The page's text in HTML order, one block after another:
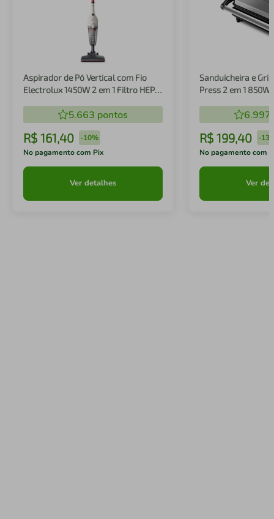
Aspirador de Pó Vertical com Fio
Electrolux 1450W 2 em 1 Filtro HEPA
5.663 pontos
R$ 161,40 -10%
No pagamento com Pix
Ver detalhes
Sanduicheira e
Press 2 em 1 850W
6.997
R$ 199,40 -
No pagamento com
Ver